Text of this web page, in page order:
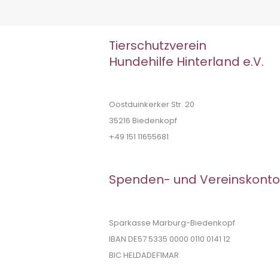
Tierschutzverein
Hundehilfe Hinterland e.V.
Oostduinkerker Str. 20
35216 Biedenkopf
+49 151 11655681
Spenden- und Vereinskonto
Sparkasse Marburg-Biedenkopf
IBAN DE57 5335 0000 0110 0141 12
BIC HELDADEF1MAR